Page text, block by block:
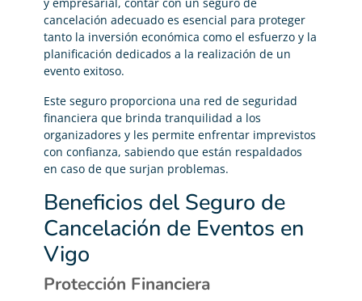
cancelación adecuado es esencial para proteger
tanto la inversión económica como el esfuerzo y la
planificación dedicados a la realización de un
evento exitoso.
Este seguro proporciona una red de seguridad
financiera que brinda tranquilidad a los
organizadores y les permite enfrentar imprevistos
con confianza, sabiendo que están respaldados
en caso de que surjan problemas.
Beneficios del Seguro de
Cancelación de Eventos en
Vigo
Protección Financiera